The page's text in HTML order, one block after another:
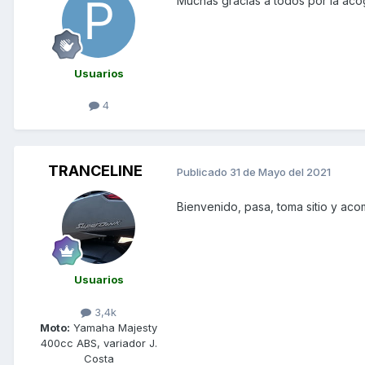
Usuarios
4
TRANCELINE
Usuarios
3,4k
Moto: Yamaha Majesty
400cc ABS, variador J.
Costa
Publicado 31 de Mayo del 2021
Bienvenido, pasa, toma sitio y